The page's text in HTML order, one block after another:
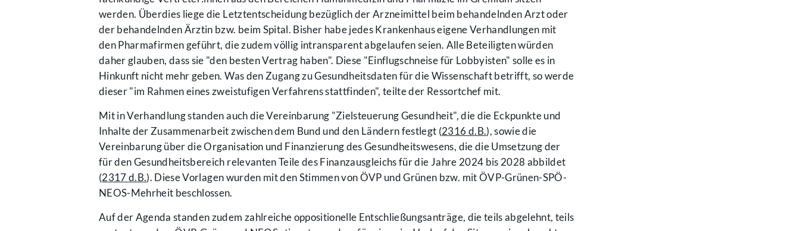
werden. Überdies liege die Letztentscheidung bezüglich der Arzneimittel beim behandelnden Arzt oder
der behandelnden Ärztin bzw. beim Spital. Bisher habe jedes Krankenhaus eigene Verhandlungen mit
den Pharmafirmen geführt, die zudem völlig intransparent abgelaufen seien. Alle Beteiligten würden
daher glauben, dass sie "den besten Vertrag haben". Diese "Einflugschneise für Lobbyisten" solle es in
Hinkunft nicht mehr geben. Was den Zugang zu Gesundheitsdaten für die Wissenschaft betrifft, so werde
dieser "im Rahmen eines zweistufigen Verfahrens stattfinden", teilte der Ressortchef mit.
Mit in Verhandlung standen auch die Vereinbarung "Zielsteuerung Gesundheit", die die Eckpunkte und
Inhalte der Zusammenarbeit zwischen dem Bund und den Ländern festlegt (2316 d.B.), sowie die
Vereinbarung über die Organisation und Finanzierung des Gesundheitswesens, die die Umsetzung der
für den Gesundheitsbereich relevanten Teile des Finanzausgleichs für die Jahre 2024 bis 2028 abbildet
(2317 d.B.). Diese Vorlagen wurden mit den Stimmen von ÖVP und Grünen bzw. mit ÖVP-Grünen-SPÖ-
NEOS-Mehrheit beschlossen.
Auf der Agenda standen zudem zahlreiche oppositionelle Entschließungsanträge, die teils abgelehnt, teils